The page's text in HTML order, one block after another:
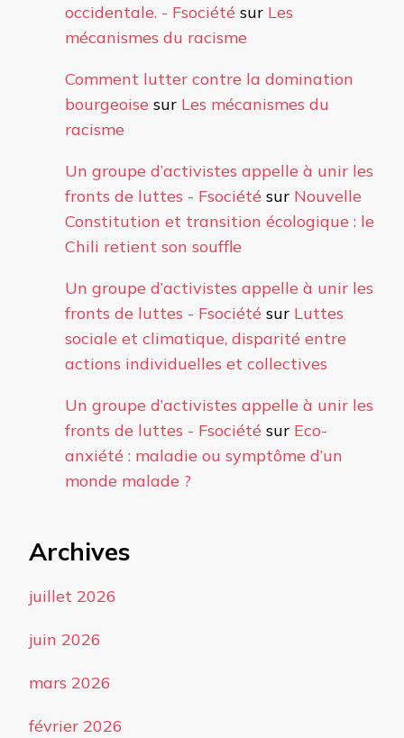
occidentale. - Fsociété sur Les
mécanismes du racisme
Comment lutter contre la domination
bourgeoise sur Les mécanismes du
racisme
Un groupe d’activistes appelle à unir les
fronts de luttes - Fsociété sur Nouvelle
Constitution et transition écologique : le
Chili retient son souffle
Un groupe d’activistes appelle à unir les
fronts de luttes - Fsociété sur Luttes
sociale et climatique, disparité entre
actions individuelles et collectives
Un groupe d’activistes appelle à unir les
fronts de luttes - Fsociété sur Eco-
anxiété : maladie ou symptôme d’un
monde malade ?
Archives
juillet 2026
juin 2026
mars 2026
février 2026